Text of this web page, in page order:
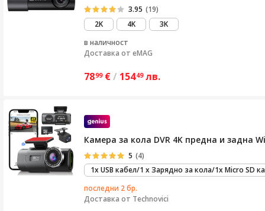
3.95 (19)
2K
4K
3K
в наличност
Доставка от eMAG
7899 €/ 15449 лв.
Камера за кола DVR 4K предна и задна
5 (4)
1x USB кабел/1 х Зарядно за кола/1x Micro SD
последни 2 бр.
Доставка от Technovici